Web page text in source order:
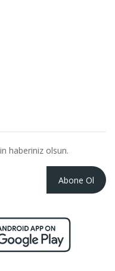
haberiniz olsun.
Abone Ol